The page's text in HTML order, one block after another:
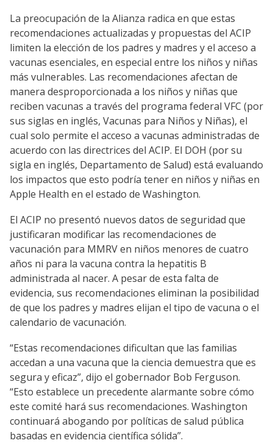
La preocupación de la Alianza radica en que estas
recomendaciones actualizadas y propuestas del ACIP
limiten la elección de los padres y madres y el acceso a
vacunas esenciales, en especial entre los niños y niñas
más vulnerables. Las recomendaciones afectan de
manera desproporcionada a los niños y niñas que
reciben vacunas a través del programa federal VFC (por
sus siglas en inglés, Vacunas para Niños y Niñas), el
cual solo permite el acceso a vacunas administradas de
acuerdo con las directrices del ACIP. El DOH (por su
sigla en inglés, Departamento de Salud) está evaluando
los impactos que esto podría tener en niños y niñas en
Apple Health en el estado de Washington.
El ACIP no presentó nuevos datos de seguridad que
justificaran modificar las recomendaciones de
vacunación para MMRV en niños menores de cuatro
años ni para la vacuna contra la hepatitis B
administrada al nacer. A pesar de esta falta de
evidencia, sus recomendaciones eliminan la posibilidad
de que los padres y madres elijan el tipo de vacuna o el
calendario de vacunación.
“Estas recomendaciones dificultan que las familias
accedan a una vacuna que la ciencia demuestra que es
segura y eficaz”, dijo el gobernador Bob Ferguson.
“Esto establece un precedente alarmante sobre cómo
este comité hará sus recomendaciones. Washington
continuará abogando por políticas de salud pública
basadas en evidencia científica sólida”.